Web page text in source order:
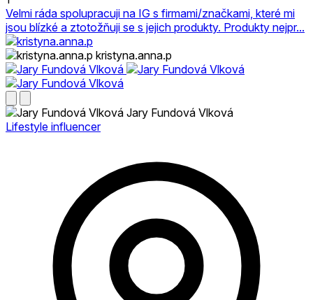
Velmi ráda spolupracuji na IG s firmami/značkami, které mi
jsou blízké a ztotožňuji se s jejich produkty. Produkty nejpr...
kristyna.anna.p
Jary Fundová Vlková
Lifestyle influencer